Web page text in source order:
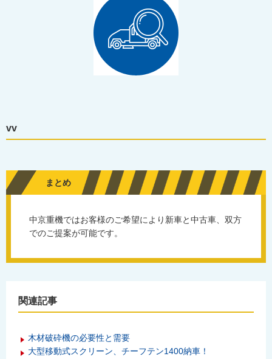
vv
まとめ
中京重機ではお客様のご希望により新車と中古車、双方
でのご提案が可能です。
関連記事
木材破砕機の必要性と需要
大型移動式スクリーン、チーフテン1400納車！